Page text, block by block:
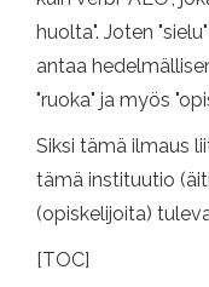
huolta". Joten
antaa
"ruoka" ja myös
Siksi tämä ilmaus
tämä instituutio
(opiskelijoita)
[TOC]